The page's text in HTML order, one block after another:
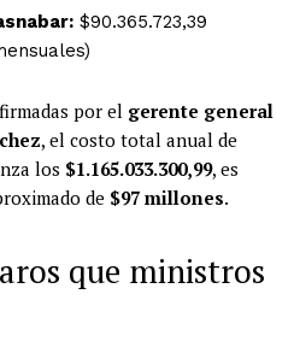
$90.365.723,39
por el gerente general
, el costo total anual de
los $1.165.033.300,99, es
de $97 millones.
que ministros